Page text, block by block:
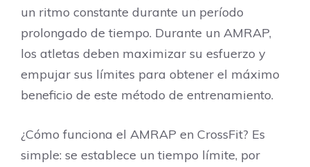
un ritmo constante durante un período
prolongado de tiempo. Durante un AMRAP,
los atletas deben maximizar su esfuerzo y
empujar sus límites para obtener el máximo
beneficio de este método de entrenamiento.
¿Cómo funciona el AMRAP en CrossFit? Es
simple: se establece un tiempo límite, por